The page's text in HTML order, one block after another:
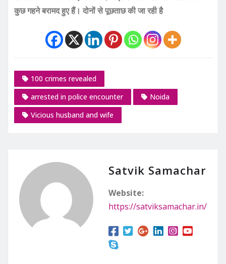
कुछ गहने बरामद हुए हैं। दोनों से पूछताछ की जा रही है
100 crimes revealed
arrested in police encounter
Noida
Vicious husband and wife
Satvik Samachar
Website:
https://satviksamachar.in/